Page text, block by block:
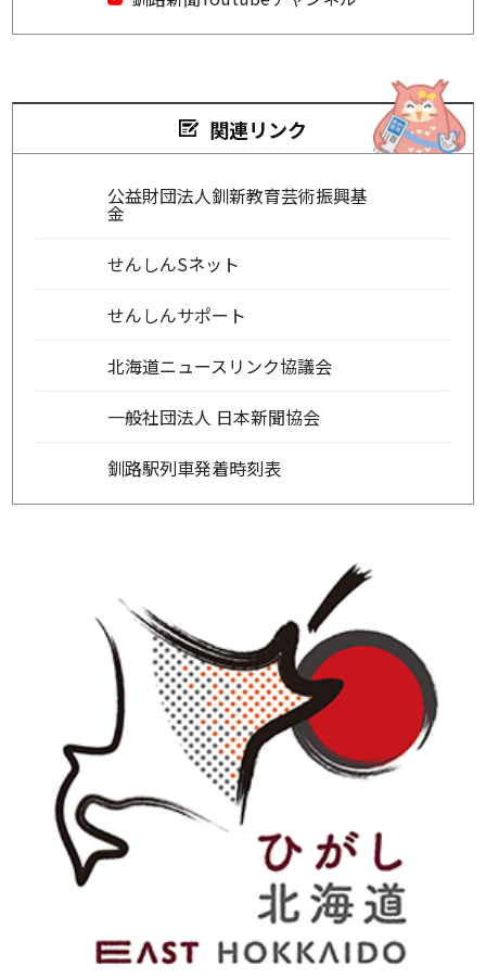
関連リンク
公益財団法人釧新教育芸術振興基
金
せんしんSネット
せんしんサポート
北海道ニュースリンク協議会
一般社団法人 日本新聞協会
釧路駅列車発着時刻表